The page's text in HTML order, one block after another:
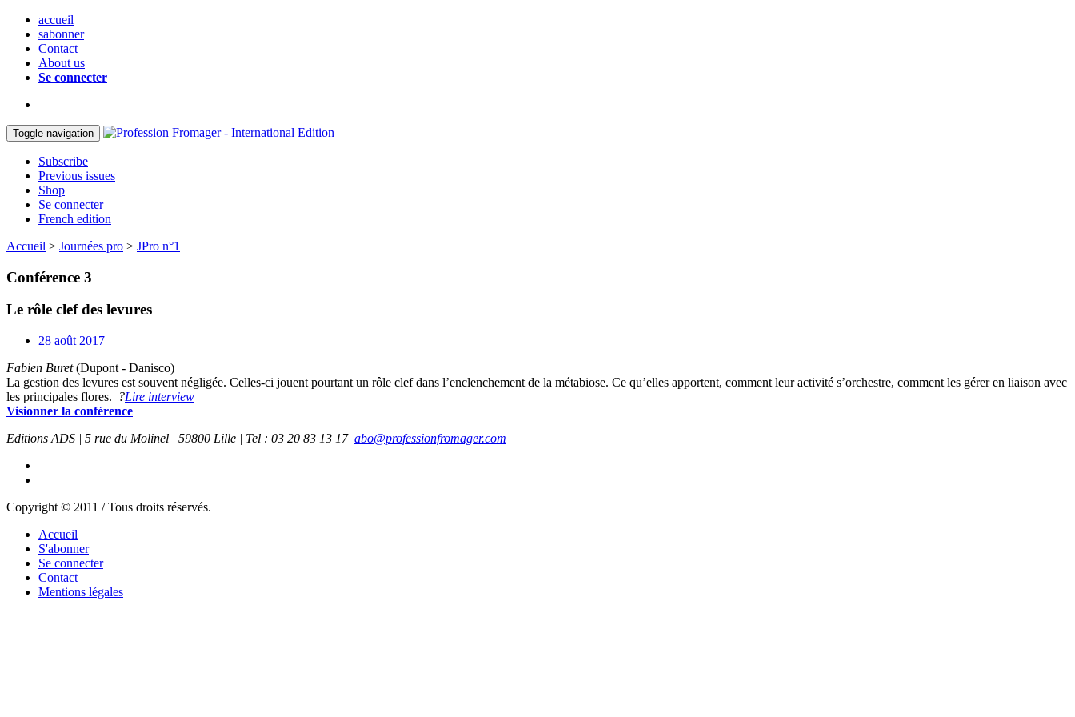
accueil
sabonner
Contact
About us
Se connecter
Toggle navigation
Subscribe
Previous issues
Shop
Se connecter
French edition
Accueil > Journées pro > JPro n°1
Conférence 3
Le rôle clef des levures
28 août 2017
Fabien Buret(Dupont - Danisco)
La gestion des levures est souvent négligée. Celles-ci jouent pourtant un rôle clef dans l’enclenchement de la métabiose. Ce qu’elles apportent, comment leur activité s’orchestre, comment les gérer en liaison avec
les principales flores.
?Lire interview
Visionner la conférence
Editions ADS | 5 rue du Molinel | 59800 Lille | Tel : 03 20 83 13 17| abo@professionfromager.com
Copyright © 2011 / Tous droits réservés.
Accueil
S'abonner
Se connecter
Contact
Mentions légales